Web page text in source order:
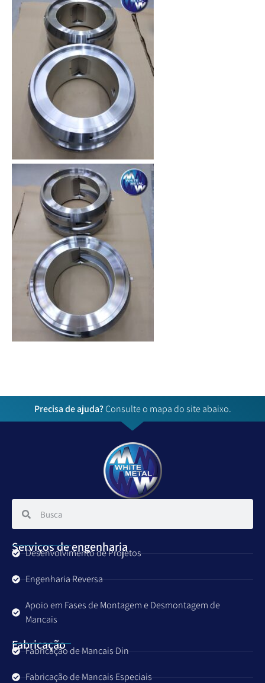
Precisa de ajuda?Consulte o mapa do site abaixo.
Serviços de engenharia
Desenvolvimento de Projetos
Engenharia Reversa
Apoio em Fases de Montagem e Desmontagem de
Mancais
Fabricação
Fabricação de Mancais Din
Fabricação de Mancais Especiais